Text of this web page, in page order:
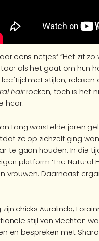
eens netjes” “Het zit
als het gaat om hun
met stijlen, relaxen
hairrocken, toch is het
haar.
Lang worstelde jaren
ze op zichzelf ging
te gaan houden. In die
platform ‘The
vrouwen. Daarnaast
chicks Auralinda,
stijl van vlechten
en bespreken met